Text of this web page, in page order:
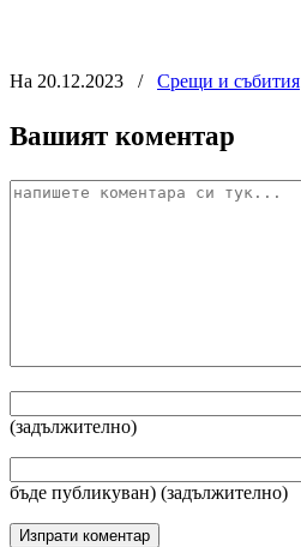
На 20.12.2023 / Срещи и събития
Вашият коментар
(задължително)
бъде публикуван) (задължително)